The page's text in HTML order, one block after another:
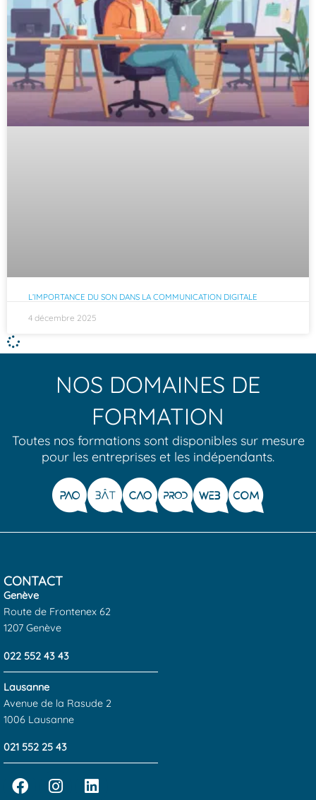
L’IMPORTANCE DU SON DANS LA COMMUNICATION DIGITALE
4 décembre 2025
NOS DOMAINES DE
FORMATION
Toutes nos formations sont disponibles sur mesure
pour les entreprises et les indépendants.
CONTACT
Genève
Route de Frontenex 62
1207 Genève
022 552 43 43
Lausanne
Avenue de la Rasude 2
1006 Lausanne
021 552 25 43